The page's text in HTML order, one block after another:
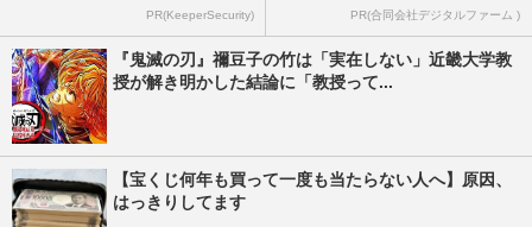
PR(KeeperSecurity) PR(合同会社デジタルファーム )
『鬼滅の刃』禰豆子の竹は「実在しない」近畿大学教
授が解き明かした結論に「教授って...
【宝くじ何年も買って一度も当たらない人へ】原因、
はっきりしてます